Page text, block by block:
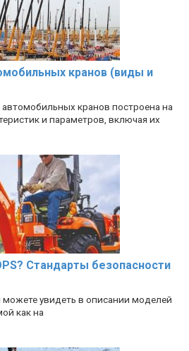
кранов (виды и
кранов построена на
и параметров, включая их
Стандарты безопасности
можете увидеть в описании моделей
как на